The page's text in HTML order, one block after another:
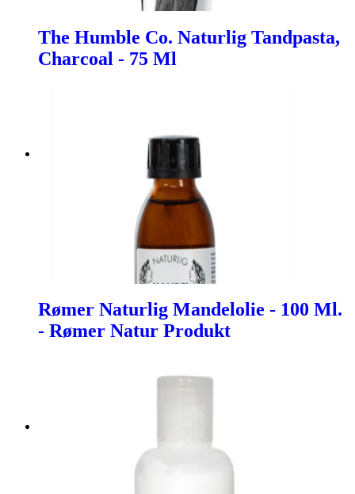
The Humble Co. Naturlig Tandpasta,
Charcoal - 75 Ml
Rømer Naturlig Mandelolie - 100 Ml.
- Rømer Natur Produkt